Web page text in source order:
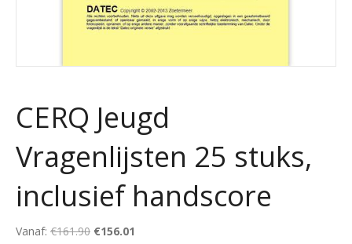
CERQ Jeugd
Vragenlijsten 25 stuks,
inclusief handscore
Vanaf: €161.90 Oorspronkelijke
€156.01